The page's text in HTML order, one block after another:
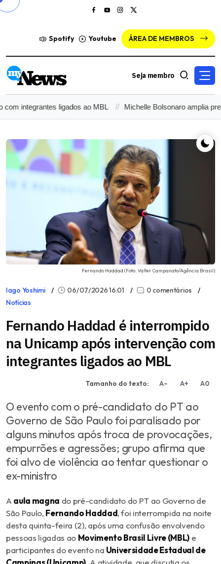
Spotify Youtube ÁREA DE MEMBROS
Seja membro
ligados ao MBL Michelle Bolsonaro amplia pressão
Fernando Haddad (Foto: Valter Campanato/Agência Brasil)
Iago Yoshimi 06/07/2026 16:01
0 comentários
Notícias
Fernando Haddad é interrompido
na Unicamp após intervenção com
integrantes ligados ao MBL
Tamanho do texto: A– A+ A0
O evento com o pré-candidato do PT ao
Governo de São Paulo foi paralisado por
alguns minutos após troca de provocações,
empurrões e agressões; grupo afirma que
foi alvo de violência ao tentar questionar o
ex-ministro
A aula magna do pré-candidato do PT ao Governo de
São Paulo, Fernando Haddad, foi interrompida na noite
desta quinta-feira (2), após uma confusão envolvendo
pessoas ligadas ao Movimento Brasil Livre (MBL) e
participantes do evento na Universidade Estadual de